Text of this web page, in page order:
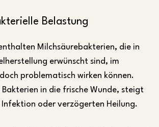
Belastung
Milchsäurebakterien, die in
erwünscht sind, im
problematisch wirken können.
Bakterien in die frische Wunde, steigt
Infektion oder verzögerten Heilung.